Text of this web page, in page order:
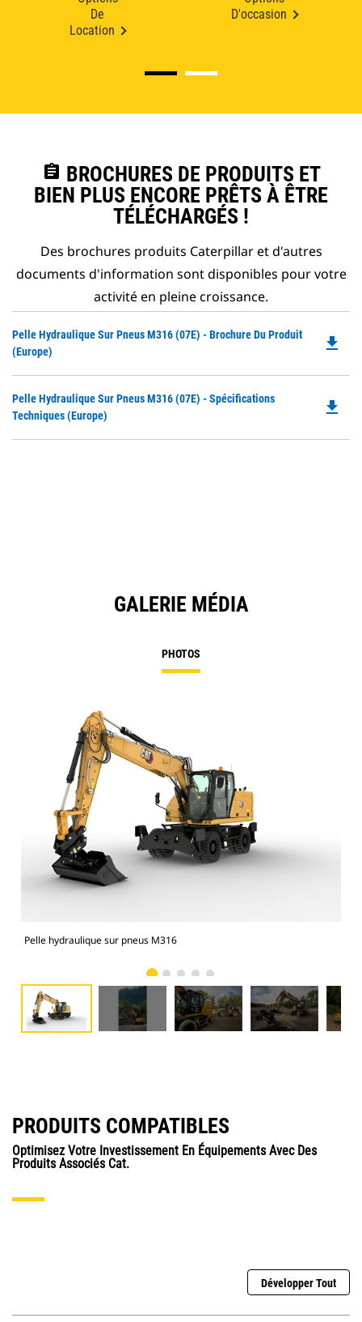
De
Location
D'occasion
assignment BROCHURES DE PRODUITS ET
BIEN PLUS ENCORE PRÊTS À ÊTRE
TÉLÉCHARGÉS !
Des brochures produits Caterpillar et d'autres
documents d'information sont disponibles pour votre
activité en pleine croissance.
Pelle Hydraulique Sur Pneus M316 (07E) - Brochure Du Produit
(Europe)
file_download
Pelle Hydraulique Sur Pneus M316 (07E) - Spécifications
Techniques (Europe)
file_download
GALERIE MÉDIA
PHOTOS
Pelle hydraulique sur pneus M316
PRODUITS COMPATIBLES
Optimisez Votre Investissement En Équipements Avec Des
Produits Associés Cat.
Développer Tout